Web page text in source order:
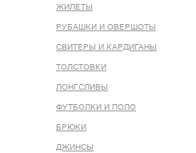
ЖИЛЕТЫ
РУБАШКИ И ОВЕРШОТЫ
СВИТЕРЫ И КАРДИГАНЫ
ТОЛСТОВКИ
ЛОНГСЛИВЫ
ФУТБОЛКИ И ПОЛО
БРЮКИ
ДЖИНСЫ